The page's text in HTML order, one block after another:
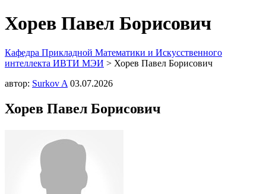
Хорев Павел Борисович
Кафедра Прикладной Математики и Искусственного
интеллекта ИВТИ МЭИ > Хорев Павел Борисович
автор: Surkov A 03.07.2026
Хорев Павел Борисович